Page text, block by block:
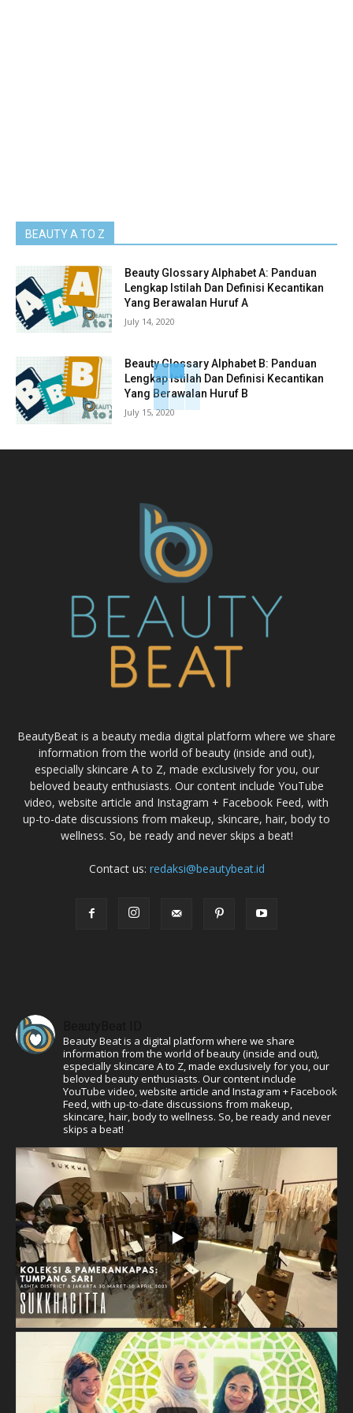
BEAUTY A TO Z
Beauty Glossary Alphabet A: Panduan
Lengkap Istilah Dan Definisi Kecantikan
Yang Berawalan Huruf A
July 14, 2020
Beauty Glossary Alphabet B: Panduan
Lengkap Istilah Dan Definisi Kecantikan
Yang Berawalan Huruf B
July 15, 2020
BeautyBeat is a beauty media digital platform where we share
information from the world of beauty (inside and out),
especially skincare A to Z, made exclusively for you, our
beloved beauty enthusiasts. Our content include YouTube
video, website article and Instagram + Facebook Feed, with
up-to-date discussions from makeup, skincare, hair, body to
wellness. So, be ready and never skips a beat!
Contact us: redaksi@beautybeat.id
Beauty Beat is a digital platform where we share
information from the world of beauty (inside and out),
especially skincare A to Z, made exclusively for you, our
beloved beauty enthusiasts. Our content include
YouTube video, website article and Instagram + Facebook
Feed, with up-to-date discussions from makeup,
skincare, hair, body to wellness. So, be ready and never
skips a beat!